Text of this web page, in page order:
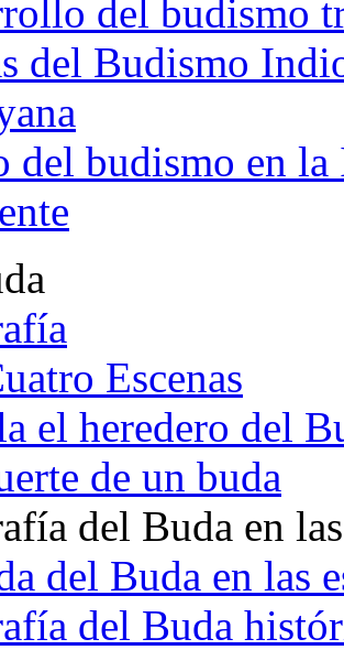
del budismo
del Budismo
del budismo en
Escenas
el heredero del
de un buda
del Buda en
del Buda en las
del Buda